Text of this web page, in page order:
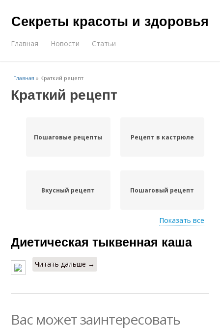
Секреты красоты и здоровья
Главная Новости Статьи
Главная » Краткий рецепт
Краткий рецепт
Пошаговые рецепты Рецепт в кастрюле
Вкусный рецепт Пошаговый рецепт
Рецепты из тыквы Рецепт с фото
Показать все
Диетическая тыквенная каша
Читать дальше →
Вас может заинтересовать